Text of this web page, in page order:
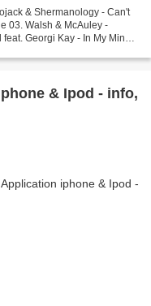
& Shermanology - Can't
03. Walsh & McAuley -
Georgi Kay - In My Mind
& Ipod - info,